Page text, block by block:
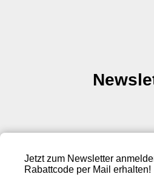
Jetzt zum Newsletter
Rabattcode per Mail erhalten!